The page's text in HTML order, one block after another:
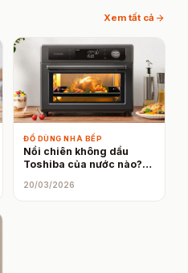
Xem tất cả arrow_forward
ĐỒ DÙNG NHÀ BẾP
Nồi chiên không dầu
Toshiba của nước nào?
Toshiba có đáng mua
không?
20/03/2026